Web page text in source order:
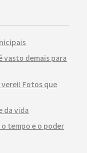
vasto demais para
verei! Fotos que
da vida
tempo e o poder